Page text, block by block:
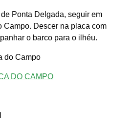
Ponta Delgada, seguir em
Campo. Descer na placa com
o barco para o ilhéu.
do Campo
DO CAMPO